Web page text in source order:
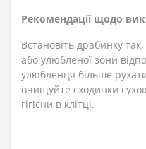
Рекомендації щодо
Встановіть драбинку
або улюбленої зони
улюбленця більше
очищуйте сходинки
гігієни в клітці.